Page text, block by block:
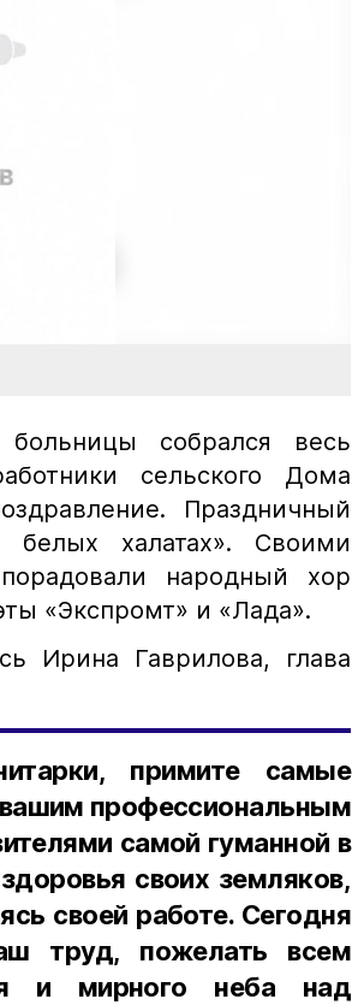
собрался весь
сельского Дома
Праздничный
халатах». Своими
народный хор
«Экспромт» и «Лада».
Ирина Гаврилова, глава
примите самые
вашим профессиональным
самой гуманной в
своих земляков,
своей работе. Сегодня
труд, пожелать всем
и мирного неба над